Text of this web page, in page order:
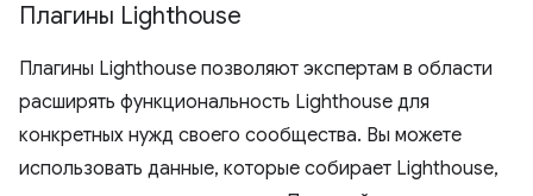
Плагины Lighthouse
Плагины Lighthouse позволяют экспертам в области
расширять функциональность Lighthouse для
конкретных нужд своего сообщества. Вы можете
использовать данные, которые собирает Lighthouse,